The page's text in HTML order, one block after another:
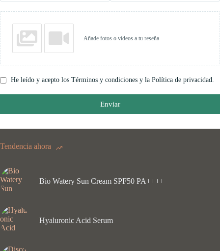
Añade fotos o vídeos a tu reseña
He leído y acepto los Términos y condiciones y la Política de privacidad.
Enviar
Tendencia ahora
Bio Watery Sun Cream SPF50 PA++++
Hyaluronic Acid Serum